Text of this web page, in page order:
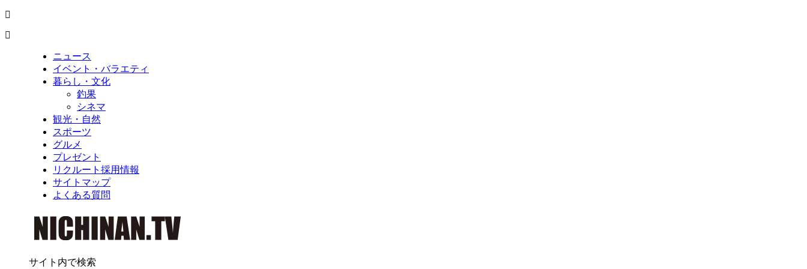
ニュース
イベント・バラエティ
暮らし・文化
釣果
シネマ
観光・自然
スポーツ
グルメ
プレゼント
リクルート採用情報
サイトマップ
よくある質問
サイト内で検索